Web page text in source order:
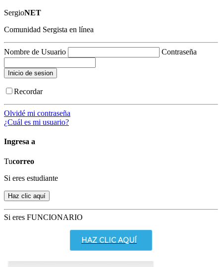
SergioNET
Comunidad Sergista en línea
Nombre de Usuario Contraseña
Recordar
Olvidé mi contraseña
¿Cuál es mi usuario?
Ingresa a
Tucorreo
Si eres estudiante
Si eres FUNCIONARIO
HAZ CLIC AQUÍ